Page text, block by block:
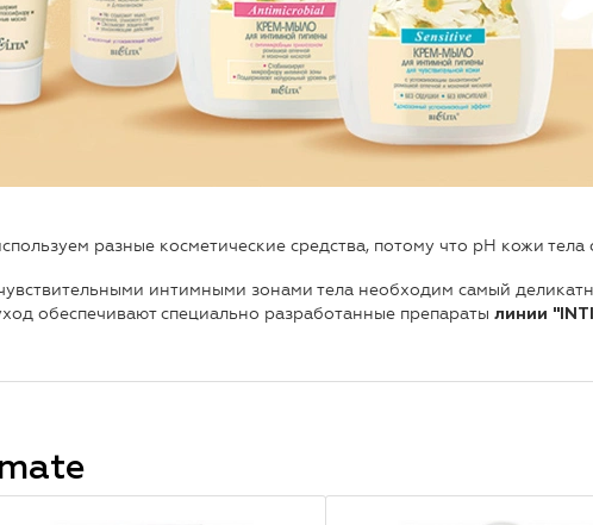
разные косметические средства, потому что pH кожи
интимными зонами тела необходим самый
обеспечивают специально разработанные препараты линии